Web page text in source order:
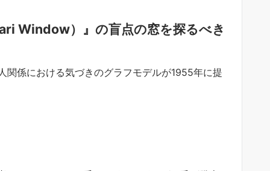
Window）』の盲点の窓を探るべき
係における気づきのグラフモデルが1955年に提